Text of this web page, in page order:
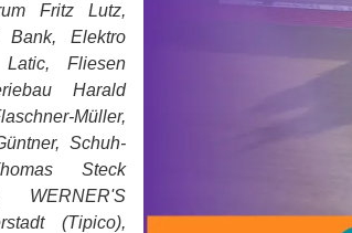
Fritz Lutz,
Bank, Elektro
Fliesen
Harald
Müller,
Schuh-
Steck
WERNER'S
(Tipico),